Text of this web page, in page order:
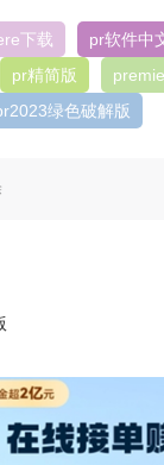
下载
pr软件中
pr精简版
绿色破解版